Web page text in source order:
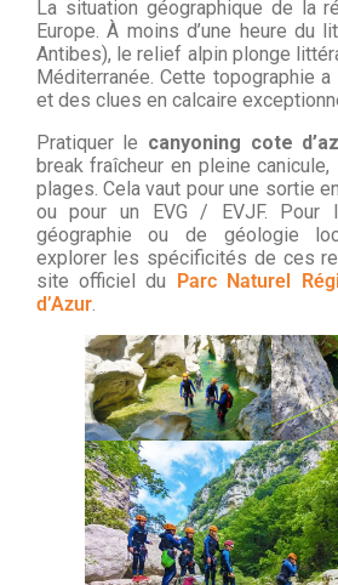
La situation géographique de la
Europe. À moins d’une heure du
Antibes), le relief alpin plonge
Méditerranée. Cette topographie
et des clues en calcaire
Pratiquer le canyoning cote
break fraîcheur en pleine
plages. Cela vaut pour une sortie
ou pour un EVG / EVJF. Pour
géographie ou de géologie
explorer les spécificités de ces
site officiel du Parc Naturel
d’Azur.